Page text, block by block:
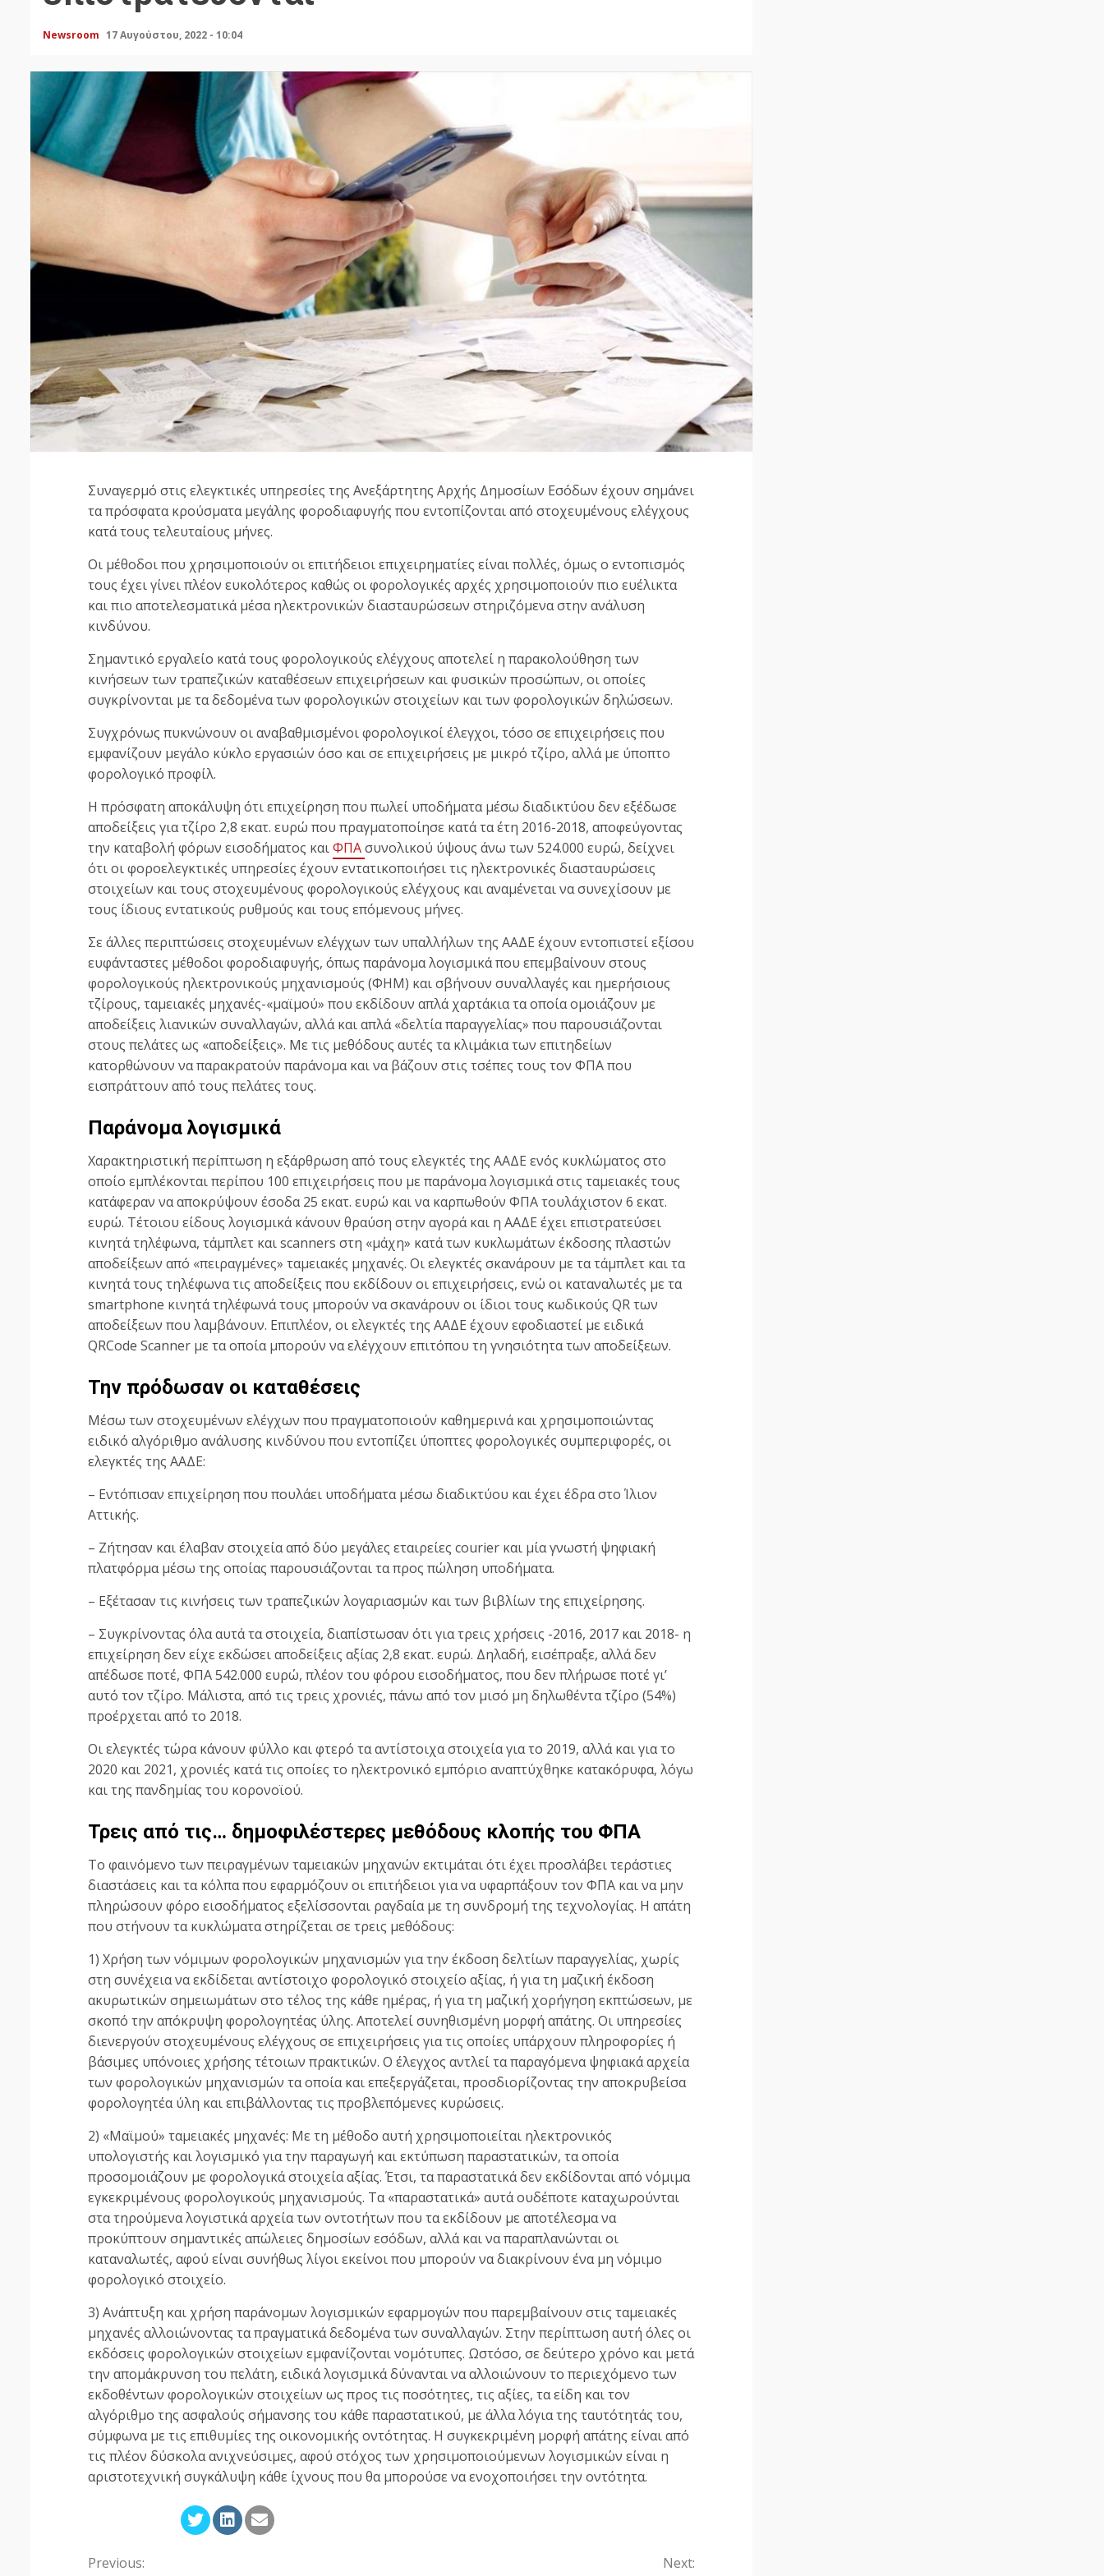
Newsroom 17 Αυγούστου, 2022 - 10:04
Συναγερμό στις ελεγκτικές υπηρεσίες της Ανεξάρτητης Αρχής Δημοσίων Εσόδων έχουν σημάνει
τα πρόσφατα κρούσματα μεγάλης φοροδιαφυγής που εντοπίζονται από στοχευμένους ελέγχους
κατά τους τελευταίους μήνες.
Οι μέθοδοι που χρησιμοποιούν οι επιτήδειοι επιχειρηματίες είναι πολλές, όμως ο εντοπισμός
τους έχει γίνει πλέον ευκολότερος καθώς οι φορολογικές αρχές χρησιμοποιούν πιο ευέλικτα
και πιο αποτελεσματικά μέσα ηλεκτρονικών διασταυρώσεων στηριζόμενα στην ανάλυση
κινδύνου.
Σημαντικό εργαλείο κατά τους φορολογικούς ελέγχους αποτελεί η παρακολούθηση των
κινήσεων των τραπεζικών καταθέσεων επιχειρήσεων και φυσικών προσώπων, οι οποίες
συγκρίνονται με τα δεδομένα των φορολογικών στοιχείων και των φορολογικών δηλώσεων.
Συγχρόνως πυκνώνουν οι αναβαθμισμένοι φορολογικοί έλεγχοι, τόσο σε επιχειρήσεις που
εμφανίζουν μεγάλο κύκλο εργασιών όσο και σε επιχειρήσεις με μικρό τζίρο, αλλά με ύποπτο
φορολογικό προφίλ.
Η πρόσφατη αποκάλυψη ότι επιχείρηση που πωλεί υποδήματα μέσω διαδικτύου δεν εξέδωσε
αποδείξεις για τζίρο 2,8 εκατ. ευρώ που πραγματοποίησε κατά τα έτη 2016-2018, αποφεύγοντας
την καταβολή φόρων εισοδήματος καιΦΠΑσυνολικού ύψους άνω των 524.000 ευρώ, δείχνει
ότι οι φοροελεγκτικές υπηρεσίες έχουν εντατικοποιήσει τις ηλεκτρονικές διασταυρώσεις
στοιχείων και τους στοχευμένους φορολογικούς ελέγχους και αναμένεται να συνεχίσουν με
τους ίδιους εντατικούς ρυθμούς και τους επόμενους μήνες.
Σε άλλες περιπτώσεις στοχευμένων ελέγχων των υπαλλήλων της ΑΑΔΕ έχουν εντοπιστεί εξίσου
ευφάνταστες μέθοδοι φοροδιαφυγής, όπως παράνομα λογισμικά που επεμβαίνουν στους
φορολογικούς ηλεκτρονικούς μηχανισμούς (ΦΗΜ) και σβήνουν συναλλαγές και ημερήσιους
τζίρους, ταμειακές μηχανές-«μαϊμού» που εκδίδουν απλά χαρτάκια τα οποία ομοιάζουν με
αποδείξεις λιανικών συναλλαγών, αλλά και απλά «δελτία παραγγελίας» που παρουσιάζονται
στους πελάτες ως «αποδείξεις». Με τις μεθόδους αυτές τα κλιμάκια των επιτηδείων
κατορθώνουν να παρακρατούν παράνομα και να βάζουν στις τσέπες τους τον ΦΠΑ που
εισπράττουν από τους πελάτες τους.
Παράνομα λογισμικά
Χαρακτηριστική περίπτωση η εξάρθρωση από τους ελεγκτές της ΑΑΔΕ ενός κυκλώματος στο
οποίο εμπλέκονται περίπου 100 επιχειρήσεις που με παράνομα λογισμικά στις ταμειακές τους
κατάφεραν να αποκρύψουν έσοδα 25 εκατ. ευρώ και να καρπωθούν ΦΠΑ τουλάχιστον 6 εκατ.
ευρώ. Τέτοιου είδους λογισμικά κάνουν θραύση στην αγορά και η ΑΑΔΕ έχει επιστρατεύσει
κινητά τηλέφωνα, τάμπλετ και scanners στη «μάχη» κατά των κυκλωμάτων έκδοσης πλαστών
αποδείξεων από «πειραγμένες» ταμειακές μηχανές. Οι ελεγκτές σκανάρουν με τα τάμπλετ και τα
κινητά τους τηλέφωνα τις αποδείξεις που εκδίδουν οι επιχειρήσεις, ενώ οι καταναλωτές με τα
smartphone κινητά τηλέφωνά τους μπορούν να σκανάρουν οι ίδιοι τους κωδικούς QR των
αποδείξεων που λαμβάνουν. Επιπλέον, οι ελεγκτές της ΑΑΔΕ έχουν εφοδιαστεί με ειδικά
QRCode Scanner με τα οποία μπορούν να ελέγχουν επιτόπου τη γνησιότητα των αποδείξεων.
Την πρόδωσαν οι καταθέσεις
Μέσω των στοχευμένων ελέγχων που πραγματοποιούν καθημερινά και χρησιμοποιώντας
ειδικό αλγόριθμο ανάλυσης κινδύνου που εντοπίζει ύποπτες φορολογικές συμπεριφορές, οι
ελεγκτές της ΑΑΔΕ:
– Εντόπισαν επιχείρηση που πουλάει υποδήματα μέσω διαδικτύου και έχει έδρα στο Ίλιον
Αττικής.
– Ζήτησαν και έλαβαν στοιχεία από δύο μεγάλες εταιρείες courier και μία γνωστή ψηφιακή
πλατφόρμα μέσω της οποίας παρουσιάζονται τα προς πώληση υποδήματα.
– Εξέτασαν τις κινήσεις των τραπεζικών λογαριασμών και των βιβλίων της επιχείρησης.
– Συγκρίνοντας όλα αυτά τα στοιχεία, διαπίστωσαν ότι για τρεις χρήσεις -2016, 2017 και 2018- η
επιχείρηση δεν είχε εκδώσει αποδείξεις αξίας 2,8 εκατ. ευρώ. Δηλαδή, εισέπραξε, αλλά δεν
απέδωσε ποτέ, ΦΠΑ 542.000 ευρώ, πλέον του φόρου εισοδήματος, που δεν πλήρωσε ποτέ γι’
αυτό τον τζίρο. Μάλιστα, από τις τρεις χρονιές, πάνω από τον μισό μη δηλωθέντα τζίρο (54%)
προέρχεται από το 2018.
Οι ελεγκτές τώρα κάνουν φύλλο και φτερό τα αντίστοιχα στοιχεία για το 2019, αλλά και για το
2020 και 2021, χρονιές κατά τις οποίες το ηλεκτρονικό εμπόριο αναπτύχθηκε κατακόρυφα, λόγω
και της πανδημίας του κορονοϊού.
Τρεις από τις… δημοφιλέστερες μεθόδους κλοπής του ΦΠΑ
Το φαινόμενο των πειραγμένων ταμειακών μηχανών εκτιμάται ότι έχει προσλάβει τεράστιες
διαστάσεις και τα κόλπα που εφαρμόζουν οι επιτήδειοι για να υφαρπάξουν τον ΦΠΑ και να μην
πληρώσουν φόρο εισοδήματος εξελίσσονται ραγδαία με τη συνδρομή της τεχνολογίας. Η απάτη
που στήνουν τα κυκλώματα στηρίζεται σε τρεις μεθόδους:
1) Χρήση των νόμιμων φορολογικών μηχανισμών για την έκδοση δελτίων παραγγελίας, χωρίς
στη συνέχεια να εκδίδεται αντίστοιχο φορολογικό στοιχείο αξίας, ή για τη μαζική έκδοση
ακυρωτικών σημειωμάτων στο τέλος της κάθε ημέρας, ή για τη μαζική χορήγηση εκπτώσεων, με
σκοπό την απόκρυψη φορολογητέας ύλης. Αποτελεί συνηθισμένη μορφή απάτης. Οι υπηρεσίες
διενεργούν στοχευμένους ελέγχους σε επιχειρήσεις για τις οποίες υπάρχουν πληροφορίες ή
βάσιμες υπόνοιες χρήσης τέτοιων πρακτικών. Ο έλεγχος αντλεί τα παραγόμενα ψηφιακά αρχεία
των φορολογικών μηχανισμών τα οποία και επεξεργάζεται, προσδιορίζοντας την αποκρυβείσα
φορολογητέα ύλη και επιβάλλοντας τις προβλεπόμενες κυρώσεις.
2) «Μαϊμού» ταμειακές μηχανές: Με τη μέθοδο αυτή χρησιμοποιείται ηλεκτρονικός
υπολογιστής και λογισμικό για την παραγωγή και εκτύπωση παραστατικών, τα οποία
προσομοιάζουν με φορολογικά στοιχεία αξίας. Έτσι, τα παραστατικά δεν εκδίδονται από νόμιμα
εγκεκριμένους φορολογικούς μηχανισμούς. Τα «παραστατικά» αυτά ουδέποτε καταχωρούνται
στα τηρούμενα λογιστικά αρχεία των οντοτήτων που τα εκδίδουν με αποτέλεσμα να
προκύπτουν σημαντικές απώλειες δημοσίων εσόδων, αλλά και να παραπλανώνται οι
καταναλωτές, αφού είναι συνήθως λίγοι εκείνοι που μπορούν να διακρίνουν ένα μη νόμιμο
φορολογικό στοιχείο.
3) Ανάπτυξη και χρήση παράνομων λογισμικών εφαρμογών που παρεμβαίνουν στις ταμειακές
μηχανές αλλοιώνοντας τα πραγματικά δεδομένα των συναλλαγών. Στην περίπτωση αυτή όλες οι
εκδόσεις φορολογικών στοιχείων εμφανίζονται νομότυπες. Ωστόσο, σε δεύτερο χρόνο και μετά
την απομάκρυνση του πελάτη, ειδικά λογισμικά δύνανται να αλλοιώνουν το περιεχόμενο των
εκδοθέντων φορολογικών στοιχείων ως προς τις ποσότητες, τις αξίες, τα είδη και τον
αλγόριθμο της ασφαλούς σήμανσης του κάθε παραστατικού, με άλλα λόγια της ταυτότητάς του,
σύμφωνα με τις επιθυμίες της οικονομικής οντότητας. Η συγκεκριμένη μορφή απάτης είναι από
τις πλέον δύσκολα ανιχνεύσιμες, αφού στόχος των χρησιμοποιούμενων λογισμικών είναι η
αριστοτεχνική συγκάλυψη κάθε ίχνους που θα μπορούσε να ενοχοποιήσει την οντότητα.
Previous:
Next: